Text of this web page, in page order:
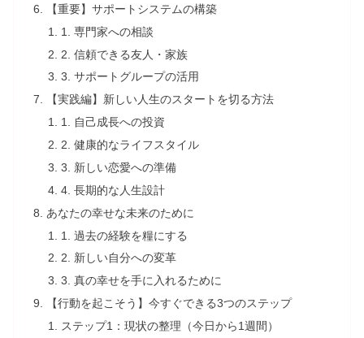
【重要】サポートシステムの構築
1. 専門家への相談
2. 信頼できる友人・家族
3. サポートグループの活用
【実践編】新しい人生のスタートを切る方法
1. 自己成長への投資
2. 健康的なライフスタイル
3. 新しい恋愛への準備
4. 長期的な人生設計
あなたの幸せな未来のために
1. 過去の経験を糧にする
2. 新しい自分への変革
3. 真の幸せを手に入れるために
【行動を起こそう】今すぐできる3つのステップ
ステップ1：現状の整理（今日から1週間）